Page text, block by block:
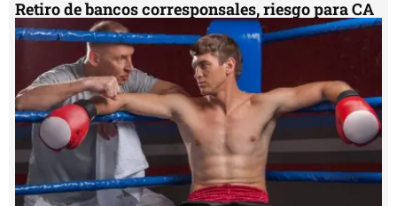
Retiro de bancos corresponsales, riesgo para CA